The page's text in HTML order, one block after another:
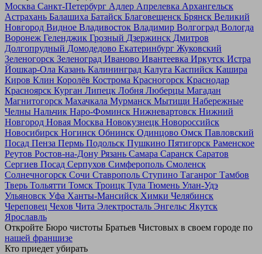
Москва Санкт-Петербург Адлер Апрелевка Архангельск
Астрахань Балашиха Батайск Благовещенск Брянск Великий
Новгород Видное Владивосток Владимир Волгоград Вологда
Воронеж Геленджик Грозный Дзержинск Дмитров
Долгопрудный Домодедово Екатеринбург Жуковский
Зеленогорск Зеленоград Иваново Ивантеевка Иркутск Истра
Йошкар-Ола Казань Калининград Калуга Каспийск Кашира
Киров Клин Королёв Кострома Красногорск Краснодар
Красноярск Курган Липецк Лобня Люберцы Магадан
Магнитогорск Махачкала Мурманск Мытищи Набережные
Челны Нальчик Наро-Фоминск Нижневартовск Нижний
Новгород Новая Москва Новокузнецк Новороссийск
Новосибирск Ногинск Обнинск Одинцово Омск Павловский
Посад Пенза Пермь Подольск Пушкино Пятигорск Раменское
Реутов Ростов-на-Дону Рязань Самара Саранск Саратов
Сергиев Посад Серпухов Симферополь Смоленск
Солнечногорск Сочи Ставрополь Ступино Таганрог Тамбов
Тверь Тольятти Томск Троицк Тула Тюмень Улан-Удэ
Ульяновск Уфа Ханты-Мансийск Химки Челябинск
Череповец Чехов Чита Электросталь Энгельс Якутск
Ярославль
Откройте Бюро чистоты Братьев Чистовых в своем городе по
нашей франшизе
Кто приедет убирать